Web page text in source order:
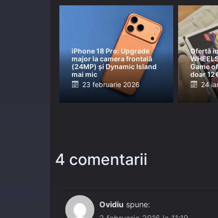
iPhone 18 Pro: Upgrade
major la camera frontală
(24MP) și Dynamic Island
mai mic
Posted
23 februarie 2026
Ofertă
Game
doar
on
24
4 comentarii
Ovidiu spune: